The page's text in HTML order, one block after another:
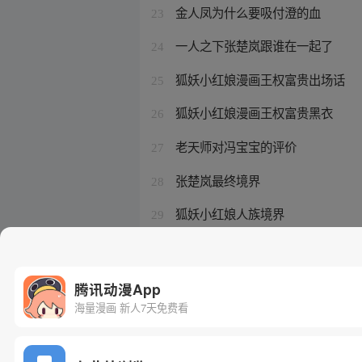
23 金人凤为什么要吸付澄的血
24 一人之下张楚岚跟谁在一起了
25 狐妖小红娘漫画王权富贵出场话
26 狐妖小红娘漫画王权富贵黑衣
27 老天师对冯宝宝的评价
28 张楚岚最终境界
29 狐妖小红娘人族境界
腾讯动漫App
海量漫画 新人7天免费看